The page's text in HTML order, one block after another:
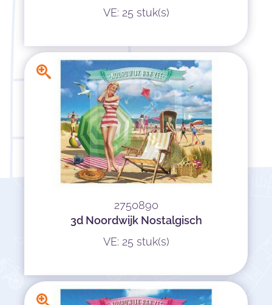
VE: 25 stuk(s)
2750890
3d Noordwijk Nostalgisch
VE: 25 stuk(s)